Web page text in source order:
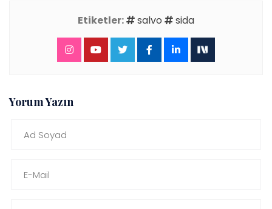
Etiketler: salvo sida
Yorum Yazın